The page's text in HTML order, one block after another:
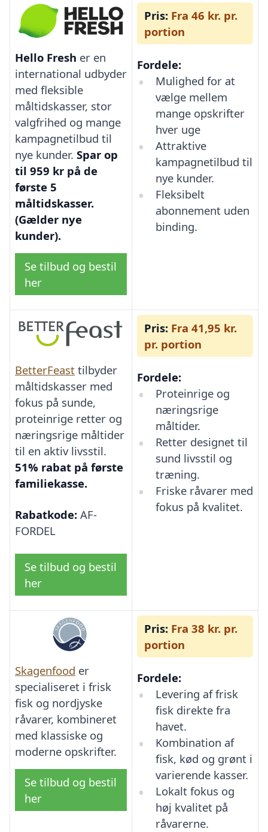
Hello Fresh er en
international udbyder
med fleksible
måltidskasser, stor
valgfrihed og mange
kampagnetilbud til
nye kunder. Spar op
til 959 kr på de
første 5
måltidskasser.
(Gælder nye
kunder).
Se tilbud og bestil
her
Pris: Fra 46 kr. pr.
portion
Fordele:
Mulighed for at
vælge mellem
mange opskrifter
hver uge
Attraktive
kampagnetilbud til
nye kunder.
Fleksibelt
abonnement uden
binding.
BetterFeast tilbyder
måltidskasser med
fokus på sunde,
proteinrige retter og
næringsrige måltider
til en aktiv livsstil.
51% rabat på første
familiekasse.
Rabatkode: AF-
FORDEL
Se tilbud og bestil
her
Pris: Fra 41,95 kr.
pr. portion
Fordele:
Proteinrige og
næringsrige
måltider.
Retter designet til
sund livsstil og
træning.
Friske råvarer med
fokus på kvalitet.
Skagenfood er
specialiseret i frisk
fisk og nordjyske
råvarer, kombineret
med klassiske og
moderne opskrifter.
Se tilbud og bestil
her
Pris: Fra 38 kr. pr.
portion
Fordele:
Levering af frisk
fisk direkte fra
havet.
Kombination af
fisk, kød og grønt i
varierende kasser.
Lokalt fokus og
høj kvalitet på
råvarerne.